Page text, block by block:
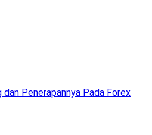
Penerapannya Pada Forex